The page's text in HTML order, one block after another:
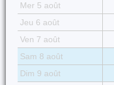
Mer 5 août
Jeu 6 août
Ven 7 août
Sam 8 août
Dim 9 août